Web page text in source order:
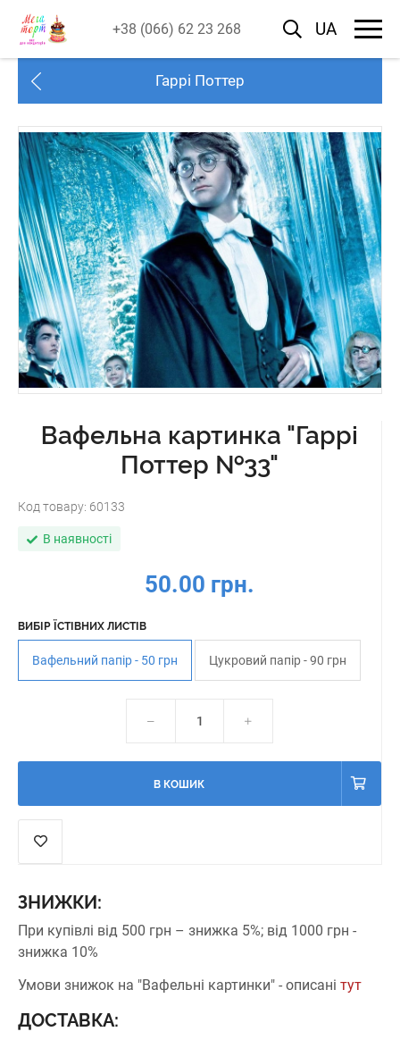
+38 (066) 62 23 268 UA
Гаррі Поттер
Вафельна картинка "Гаррі
Поттер №33"
Код товару: 60133
В наявності
50.00 грн.
ВИБІР ЇСТІВНИХ ЛИСТІВ
Вафельний папір - 50 грн Цукровий папір - 90 грн
В КОШИК
ЗНИЖКИ:
При купівлі від 500 грн – знижка 5%; від 1000 грн -
знижка 10%
Умови знижок на "Вафельні картинки" - описані тут
ДОСТАВКА: